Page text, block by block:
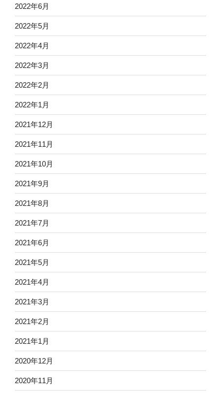
2022年6月
2022年5月
2022年4月
2022年3月
2022年2月
2022年1月
2021年12月
2021年11月
2021年10月
2021年9月
2021年8月
2021年7月
2021年6月
2021年5月
2021年4月
2021年3月
2021年2月
2021年1月
2020年12月
2020年11月